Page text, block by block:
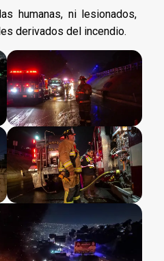
humanas, ni lesionados,
derivados del incendio.